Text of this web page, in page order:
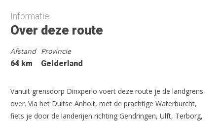
Informatie
Over deze route
Afstand
64 km
Provincie
Gelderland
Vanuit grensdorp Dinxperlo voert deze route je de landgrens
over. Via het Duitse Anholt, met de prachtige Waterburcht,
fiets je door de landerijen richting Gendringen, Ulft, Terborg,